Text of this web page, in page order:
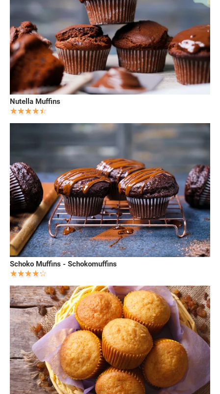
Nutella Muffins
Schoko Muffins - Schokomuffins